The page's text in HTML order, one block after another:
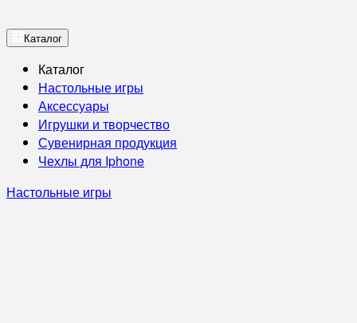
Каталог
Каталог
Настольные игры
Аксессуары
Игрушки и творчество
Сувенирная продукция
Чехлы для Iphone
Настольные игры